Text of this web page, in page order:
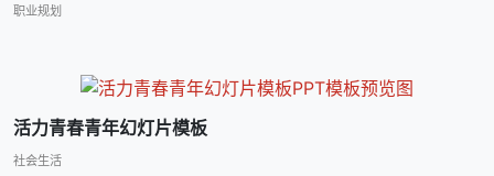
职业规划
活力青春青年幻灯片模板
社会生活